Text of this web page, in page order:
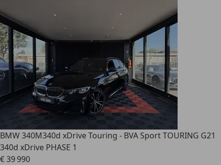
BMW 340M340d xDrive Touring - BVA Sport TOURING G21
340d xDrive PHASE 1
€ 39 990